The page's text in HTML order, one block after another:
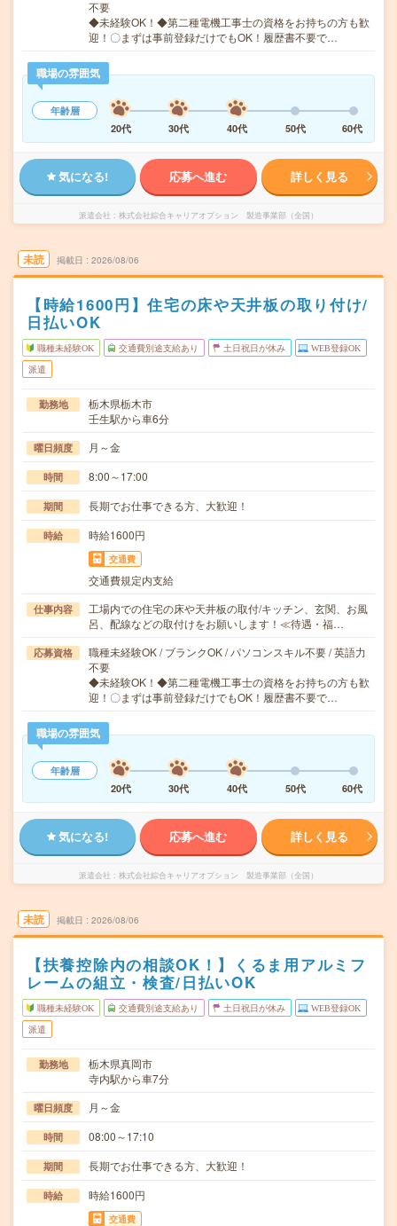
不要
◆未経験OK！◆第二種電機工事士の資格をお持ちの方も歓
迎！〇まずは事前登録だけでもOK！履歴書不要で…
職場の雰囲気
年齢層
20代
30代 40代 50代 60代
気になる! 応募へ進む 詳しく見る
派遣会社 株式会社綜合キャリアオプション 製造事業部（全国）
未読 掲載日 2026/08/06
【時給1600円】住宅の床や天井板の取り付け/
日払いOK
職種未経験OK 交通費別途支給あり 土日祝日が休み WEB登録OK
派遣
勤務地
栃木県栃木市
壬生駅から車6分
曜日頻度 月～金
時間 8:00～17:00
期間 長期でお仕事できる方、大歓迎！
時給 時給1600円
交通費
交通費規定内支給
仕事内容
工場内での住宅の床や天井板の取付/キッチン、玄関、お風
呂、配線などの取付けをお願いします！≪待遇・福…
応募資格
職種未経験OK / ブランクOK / パソコンスキル不要 / 英語力
不要
◆未経験OK！◆第二種電機工事士の資格をお持ちの方も歓
迎！〇まずは事前登録だけでもOK！履歴書不要で…
職場の雰囲気
年齢層
20代
30代 40代 50代 60代
気になる! 応募へ進む 詳しく見る
派遣会社 株式会社綜合キャリアオプション 製造事業部（全国）
未読 掲載日 2026/08/06
【扶養控除内の相談OK！】くるま用アルミフ
レームの組立・検査/日払いOK
職種未経験OK 交通費別途支給あり 土日祝日が休み WEB登録OK
派遣
勤務地
栃木県真岡市
寺内駅から車7分
曜日頻度 月～金
時間 08:00～17:10
期間 長期でお仕事できる方、大歓迎！
時給 時給1600円
交通費